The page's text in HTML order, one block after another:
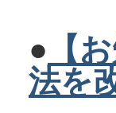
● 【
法を